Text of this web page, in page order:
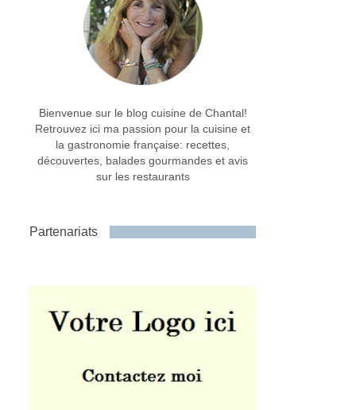
Bienvenue sur le blog cuisine de Chantal!
Retrouvez ici ma passion pour la cuisine et
la gastronomie française: recettes,
découvertes, balades gourmandes et avis
sur les restaurants
Partenariats